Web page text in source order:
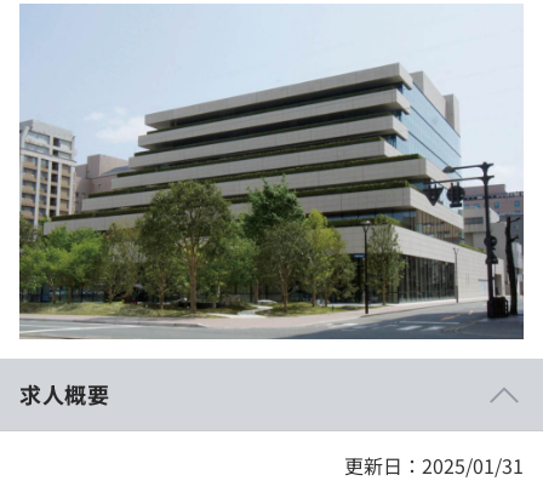
就活成功ガイド
プラン
個人向けプラン
法人向けプラン
学校向けプラン
契約内容・クーポン
Tech Team Journal
note
paizaとは？
求人概要
更新日：2025/01/31